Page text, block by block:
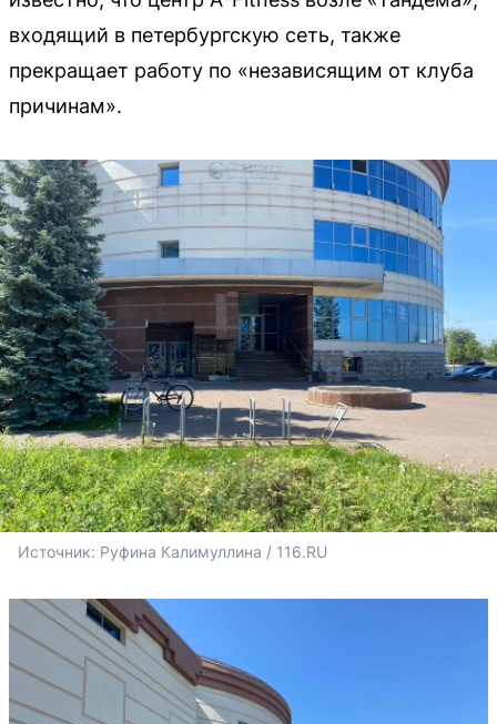
входящий в петербургскую сеть, также
прекращает работу по «независящим от клуба
причинам».
Источник: Руфина Калимуллина / 116.RU